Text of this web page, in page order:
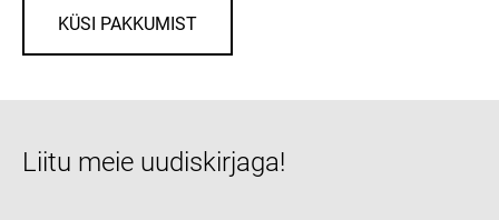
KÜSI PAKKUMIST
Liitu meie uudiskirjaga!